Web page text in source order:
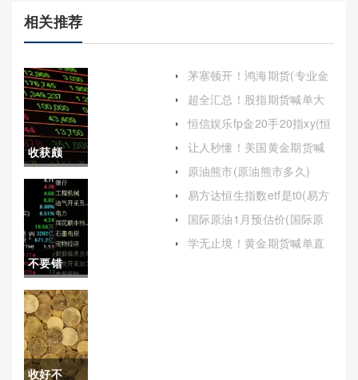
相关推荐
收获颇
丰！期货
国内低手
续费（提
供更具竞
争力的费
率）
不要错
过！股指
期货去哪
里开户
收好不
茅塞顿开！鸿海期货(专业金
融服务的引领者)
超全汇总！股指期货喊单大
全（帮助投资者更好地理解
和运用这一工具）
恒信娱乐fp金20手20指xy(恒
信金业)
让人秒懂！美国黄金期货喊
单内幕（向投资者提供具体
的买入或卖出建议）
原油熊市(原油熊市多久)
易方达恒生指数etf是t0(易方
达恒生科技指数etf代码)
国际原油1月预估价(国际原
油1月预估价格)
学无止境！黄金期货喊单直